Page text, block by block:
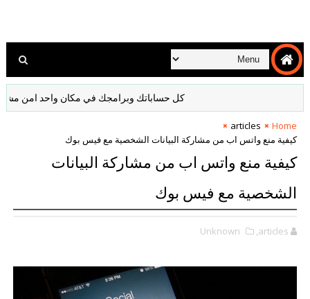
كل حساباتك وبرامجك في مكان واحد امن مشفر لا
Home
articles
كيفية منع واتس اب من مشاركة البيانات الشخصية مع فيس بوك
كيفية منع واتس اب من مشاركة البيانات
الشخصية مع فيس بوك
Unknown ,articles